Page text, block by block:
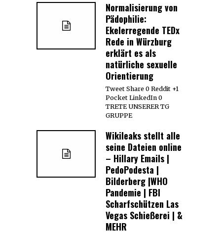
Normalisierung von
Pädophilie:
Ekelerregende TEDx
Rede in Würzburg
erklärt es als
natürliche sexuelle
Orientierung
Tweet Share 0 Reddit +1
Pocket LinkedIn 0
TRETE UNSERER TG
GRUPPE
Wikileaks stellt alle
seine Dateien online
– Hillary Emails |
PedoPodesta |
Bilderberg |WHO
Pandemie | FBI
Scharfschützen Las
Vegas Schießerei | &
MEHR